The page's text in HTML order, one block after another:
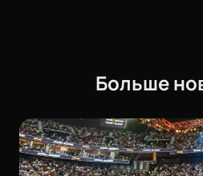
Больше